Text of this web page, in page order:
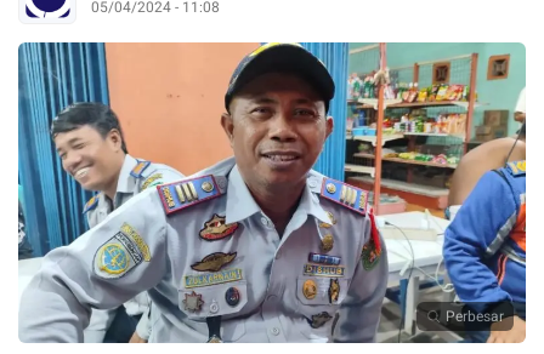
05/04/2024 - 11:08
Perbesar